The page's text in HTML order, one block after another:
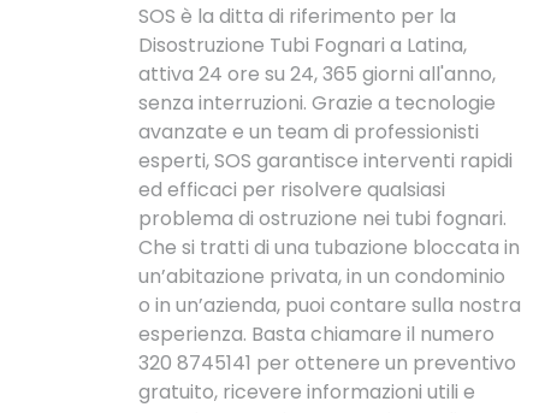
SOS è la ditta di riferimento per la
Disostruzione Tubi Fognari a Latina,
attiva 24 ore su 24, 365 giorni all'anno,
senza interruzioni. Grazie a tecnologie
avanzate e un team di professionisti
esperti, SOS garantisce interventi rapidi
ed efficaci per risolvere qualsiasi
problema di ostruzione nei tubi fognari.
Che si tratti di una tubazione bloccata in
un’abitazione privata, in un condominio
o in un’azienda, puoi contare sulla nostra
esperienza. Basta chiamare il numero
320 8745141 per ottenere un preventivo
gratuito, ricevere informazioni utili e